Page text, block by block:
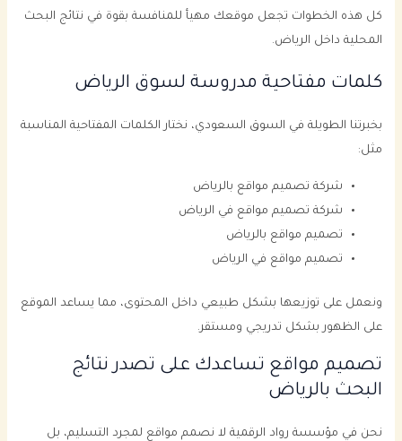
كل هذه الخطوات تجعل موقعك مهيأ للمنافسة بقوة في نتائج البحث
المحلية داخل الرياض.
كلمات مفتاحية مدروسة لسوق الرياض
بخبرتنا الطويلة في السوق السعودي، نختار الكلمات المفتاحية المناسبة
مثل:
شركة تصميم مواقع بالرياض
شركة تصميم مواقع في الرياض
تصميم مواقع بالرياض
تصميم مواقع في الرياض
ونعمل على توزيعها بشكل طبيعي داخل المحتوى، مما يساعد الموقع
على الظهور بشكل تدريجي ومستقر.
تصميم مواقع تساعدك على تصدر نتائج
البحث بالرياض
نحن في مؤسسة رواد الرقمية لا نصمم مواقع لمجرد التسليم، بل